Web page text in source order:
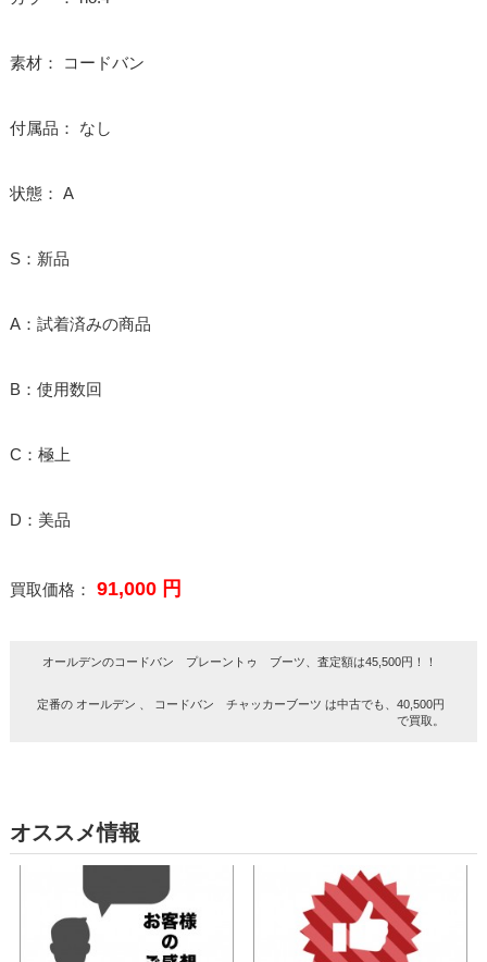
素材： コードバン
付属品： なし
状態： A
S：新品
A：試着済みの商品
B：使用数回
C：極上
D：美品
買取価格： 91,000 円
オールデンのコードバン プレーントゥ ブーツ、査定額は45,500円！！
定番の オールデン 、 コードバン チャッカーブーツ は中古でも、40,500円
で買取。
オススメ情報